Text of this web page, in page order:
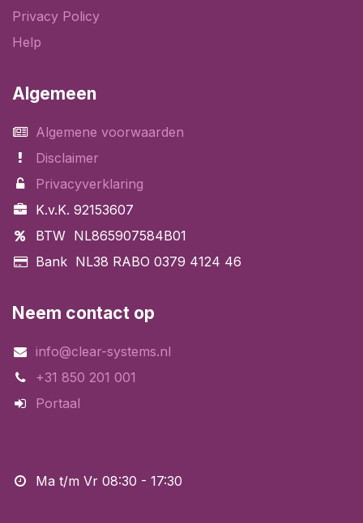
Privacy Policy
Help
Algemeen
Algemene voorwaarden
Disclaimer
Privacyverklaring
K.v.K. 92153607
BTW NL865907584B01
Bank NL38 RABO 0379 4124 46
Neem contact op
info@clear-systems.nl
+31 850 201 001
Portaal
Ma t/m Vr 08:30 - 17:30